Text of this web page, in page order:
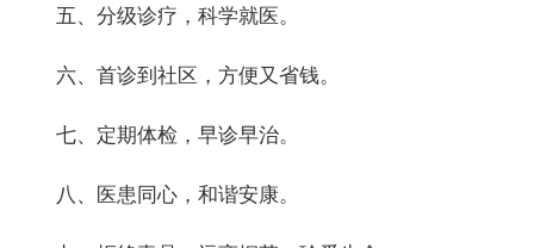
五、分级诊疗，科学就医。
六、首诊到社区，方便又省钱。
七、定期体检，早诊早治。
八、医患同心，和谐安康。